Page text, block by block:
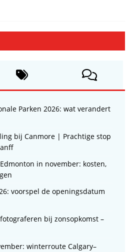
Parken 2026: wat verandert
bij Canmore | Prachtige stop
in november: kosten,
voorspel de openingsdatum
bij zonsopkomst –
winterroute Calgary–